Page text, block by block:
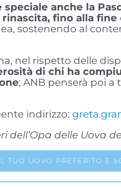
speciale anche la
fino alla fine
sostenendo al
nel rispetto delle
di chi ha
; ANB penserà poi
indirizzo:
delle Uova
TUO UOVO PREFERITO E